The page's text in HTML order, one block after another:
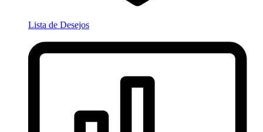
Lista de Desejos